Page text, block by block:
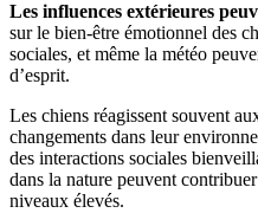
Les influences extérieures
sur le bien-être émotionnel des
sociales, et même la météo
d’esprit.
Les chiens réagissent souvent
changements dans leur
des interactions sociales
dans la nature peuvent
niveaux élevés.